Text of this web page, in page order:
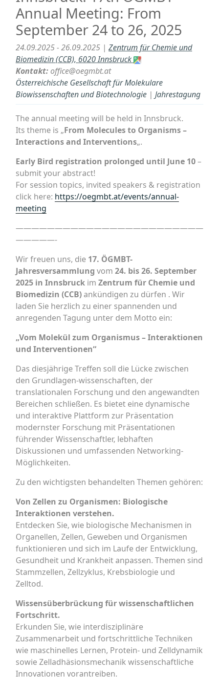
Annual Meeting: From
September 24 to 26, 2025
24.09.2025 - 26.09.2025 | Zentrum für Chemie und
Biomedizin (CCB), 6020 Innsbruck
Kontakt:office@oegmbt.at
Österreichische Gesellschaft für Molekulare
Biowissenschaften und Biotechnologie | Jahrestagung
The annual meeting will be held in Innsbruck.
Its theme is „From Molecules to Organisms –
Interactions and Interventions„.
Early Bird registration prolonged until June 10–
submit your abstract!
For session topics, invited speakers & registration
click here: https://oegmbt.at/events/annual-
meeting
————————————————————————
—————-
Wir freuen uns, die 17. ÖGMBT-
Jahresversammlung vom 24. bis 26. September
2025 in Innsbruck im Zentrum für Chemie und
Biomedizin (CCB)ankündigen zu dürfen . Wir
laden Sie herzlich zu einer spannenden und
anregenden Tagung unter dem Motto ein:
„Vom Molekül zum Organismus – Interaktionen
und Interventionen“
Das diesjährige Treffen soll die Lücke zwischen
den Grundlagen-wissenschaften, der
translationalen Forschung und den angewandten
Bereichen schließen. Es bietet eine dynamische
und interaktive Plattform zur Präsentation
modernster Forschung mit Präsentationen
führender Wissenschaftler, lebhaften
Diskussionen und umfassenden Networking-
Möglichkeiten.
Zu den wichtigsten behandelten Themen gehören:
Von Zellen zu Organismen: Biologische
Interaktionen verstehen.
Entdecken Sie, wie biologische Mechanismen in
Organellen, Zellen, Geweben und Organismen
funktionieren und sich im Laufe der Entwicklung,
Gesundheit und Krankheit anpassen. Themen sind
Stammzellen, Zellzyklus, Krebsbiologie und
Zelltod.
Wissensüberbrückung für wissenschaftlichen
Fortschritt.
Erkunden Sie, wie interdisziplinäre
Zusammenarbeit und fortschrittliche Techniken
wie maschinelles Lernen, Protein- und Zelldynamik
sowie Zelladhäsionsmechanik wissenschaftliche
Innovationen vorantreiben.